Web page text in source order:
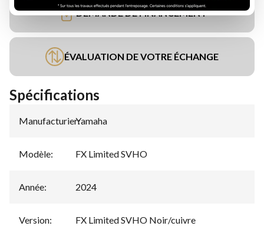
DEMANDE DE FINANCEMENT
ÉVALUATION DE VOTRE ÉCHANGE
Spécifications
Manufacturier:
Yamaha
Modèle: FX Limited SVHO
Année: 2024
Version: FX Limited SVHO Noir/cuivre